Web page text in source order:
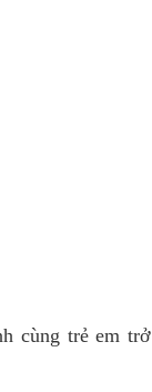
cùng trẻ em trở